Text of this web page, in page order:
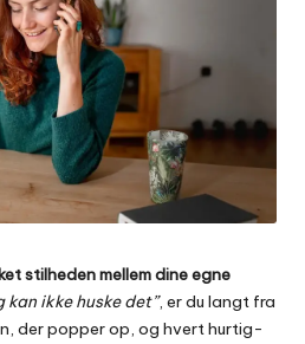
stilheden mellem dine egne
kan ikke huske det”, er du langt fra
der popper op, og hvert hurtig-